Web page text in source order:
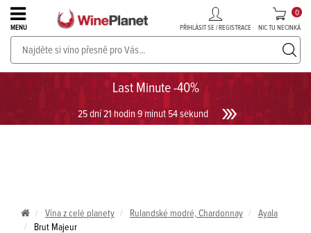
Last Minute -40%
25 dní 21 hodin 9 minut 54 sekund
MENU PŘIHLÁSIT SE / REGISTRACE NIC TU NECINKÁ
0
PROSECCO v akci až do -30%!UKÁZAT PROSECCO
Vína z celé planety Rulandské modré, Chardonnay
Ayala
Brut Majeur